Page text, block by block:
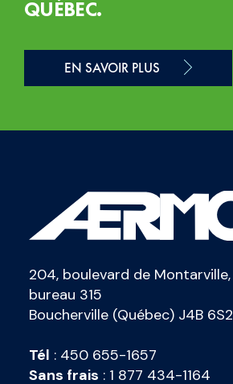
QUÉBEC.
EN SAVOIR PLUS
204, boulevard de Montarville,
bureau 315
Boucherville (Québec) J4B 6S2
Tél : 450 655-1657
Sans frais : 1 877 434-1164